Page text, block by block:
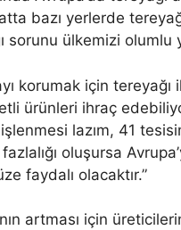
bazı yerlerde
sorunu ülkemizi
korumak için tereyağı
ürünleri ihraç
lazım, 41
oluşursa
faydalı olacaktır.”
artması için